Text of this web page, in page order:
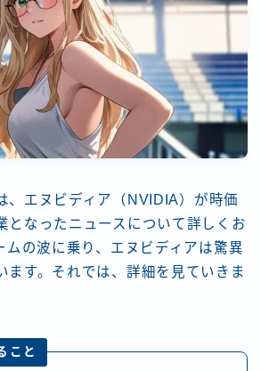
、エヌビディア（NVIDIA）が時価
となったニュースについて詳しくお
ムの波に乗り、エヌビディアは驚異
ます。それでは、詳細を見ていきま
こと